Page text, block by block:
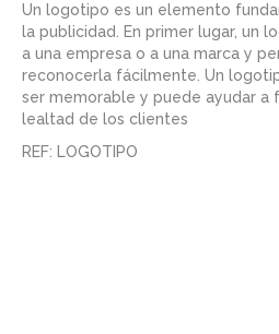
Un logotipo es un elemento
la publicidad. En primer lugar, un
a una empresa o a una marca y
reconocerla fácilmente . Un
ser memorable y puede ayudar a
lealtad de los clientes
REF: LOGOTIPO